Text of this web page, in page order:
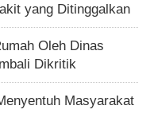
yang Ditinggalkan
Oleh Dinas
Dikritik
Masyarakat